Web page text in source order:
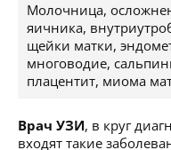
Молочница,
яичника,
щейки матки,
многоводие,
плацентит, миома
Врач УЗИ, в круг
входят такие